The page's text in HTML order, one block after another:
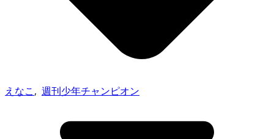
えなこ, 週刊少年チャンピオン